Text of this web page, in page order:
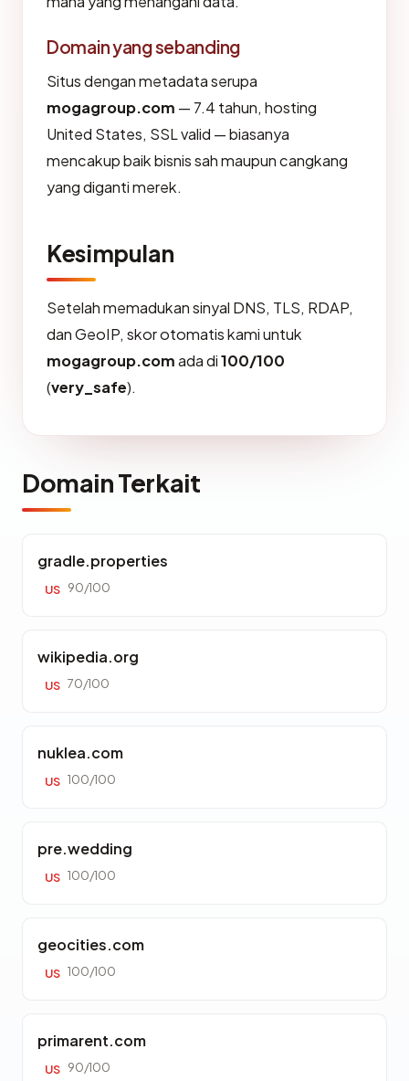
Domain yang sebanding
Situs dengan metadata serupa
mogagroup.com — 7.4 tahun, hosting
United States, SSL valid — biasanya
mencakup baik bisnis sah maupun cangkang
yang diganti merek.
Kesimpulan
Setelah memadukan sinyal DNS, TLS, RDAP,
dan GeoIP, skor otomatis kami untuk
mogagroup.comada di100/100
(very_safe).
Domain Terkait
gradle.properties
US 90/100
wikipedia.org
US 70/100
nuklea.com
US 100/100
pre.wedding
US 100/100
geocities.com
US 100/100
primarent.com
US 90/100